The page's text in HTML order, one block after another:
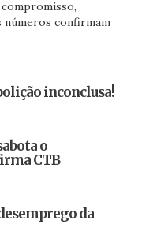
números confirmam
inconclusa!
o
CTB
da